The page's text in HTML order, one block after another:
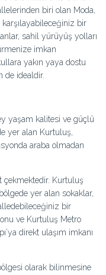
biri olan Moda,
karşılayabileceğiniz bir
sahil yürüyüş yolları
imkan
yakın yaya dostu
de idealdir.
yaşam kalitesi ve güçlü
yer alan Kurtuluş,
araba olmadan
çekmektedir. Kurtuluş
yer alan sokaklar,
bir
ve Kurtuluş Metro
direkt ulaşım imkanı
olarak bilinmesine